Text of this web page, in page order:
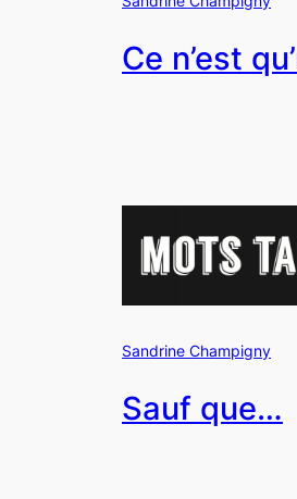
Ce n’est
Sandrine Champigny
Sauf que…